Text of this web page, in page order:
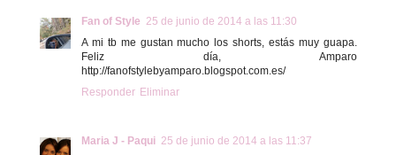
Fan of Style 25 de junio de 2014 a las 11:30
A mi tb me gustan mucho los shorts, estás muy guapa.
Feliz día, Amparo
http://fanofstylebyamparo.blogspot.com.es/
Responder Eliminar
Maria J - Paqui 25 de junio de 2014 a las 11:37